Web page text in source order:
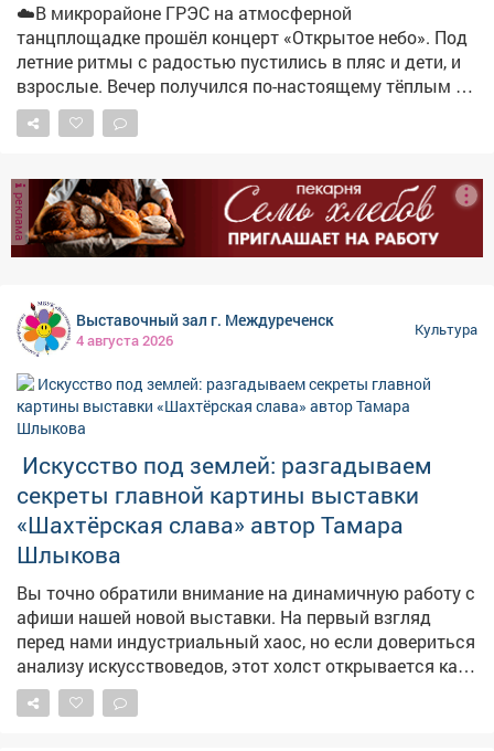
барьерами) 🗓 14 августа 🏷 Билеты: vk.cc/cZy7
Количество мест ограничено. Не откладывайте - оно
того стоит 😌
☁️В микрорайоне ГРЭС на атмосферной
танцплощадке прошёл концерт «Открытое небо». Под
летние ритмы с радостью пустились в пляс и дети, и
взрослые. Вечер получился по-настоящему тёплым и
душевным! 📸Подробности- в нашем материале!
реклама
Выставочный зал г. Междуреченск
4 августа 2026
Культура
️ Искусство под землей: разгадываем
секреты главной картины выставки
«Шахтёрская слава» автор Тамара
Шлыкова
Вы точно обратили внимание на динамичную работу с
афиши нашей новой выставки. На первый взгляд
перед нами индустриальный хаос, но если довериться
анализу искусствоведов, этот холст открывается как
мощнейший психологический шедевр. Давайте
разберем, какие скрытые приемы использовал автор,